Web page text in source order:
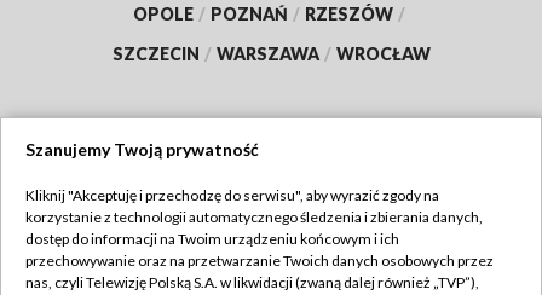
OPOLE / POZNAŃ / RZESZÓW /
SZCZECIN / WARSZAWA / WROCŁAW
TVP
Abonament TVP
Regulamin TVP
Szanujemy Twoją prywatność
Kliknij "Akceptuję i przechodzę do serwisu", aby wyrazić zgody na
korzystanie z technologii automatycznego śledzenia i zbierania danych,
dostęp do informacji na Twoim urządzeniu końcowym i ich
przechowywanie oraz na przetwarzanie Twoich danych osobowych przez
nas, czyli Telewizję Polską S.A. w likwidacji (zwaną dalej również „TVP”),